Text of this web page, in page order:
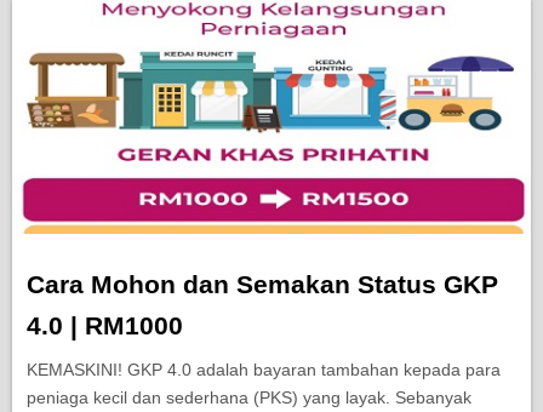
Cara Mohon dan Semakan Status GKP
4.0 | RM1000
KEMASKINI! GKP 4.0 adalah bayaran tambahan kepada para
peniaga kecil dan sederhana (PKS) yang layak. Sebanyak